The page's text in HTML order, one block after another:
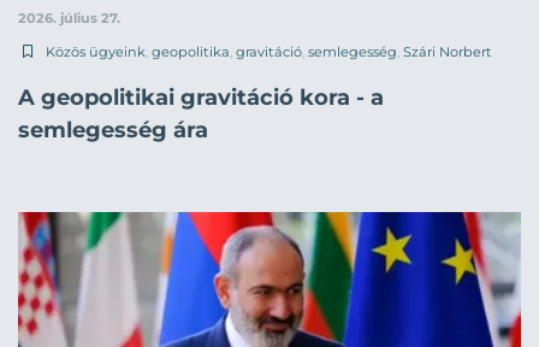
2026. július 27.
Közös ügyeink geopolitika gravitáció semlegesség Szári Norbert
A geopolitikai gravitáció kora - a
semlegesség ára